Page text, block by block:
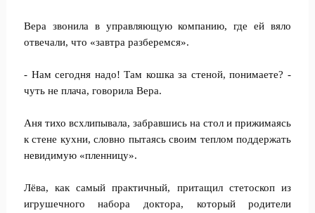
Вера звонила в управляющую компанию, где ей вяло
отвечали, что «завтра разберемся».
- Нам сегодня надо! Там кошка за стеной, понимаете? -
чуть не плача, говорила Вера.
Аня тихо всхлипывала, забравшись на стол и прижимаясь
к стене кухни, словно пытаясь своим теплом поддержать
невидимую «пленницу».
Лёва, как самый практичный, притащил стетоскоп из
игрушечного набора доктора, который родители